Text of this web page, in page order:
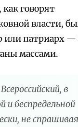
говорят
власти,
или патриарх —
массами.
в
и беспредельной
не спрашивая